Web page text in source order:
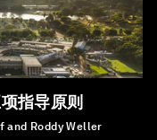
指导原则
and Roddy Weller